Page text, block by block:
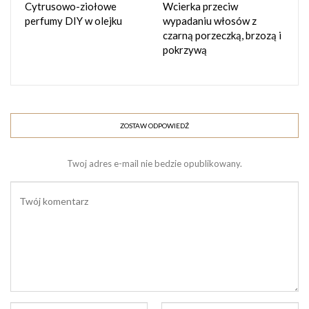
2 g ekstraktu z melisy,
waga jubilerska,
Cytrusowo-ziołowe
perfumy DIY w olejku
Wcierka przeciw
wypadaniu włosów z
czarną porzeczką, brzozą i
pokrzywą
ZOSTAW ODPOWIEDŹ
Twoj adres e-mail nie bedzie opublikowany.